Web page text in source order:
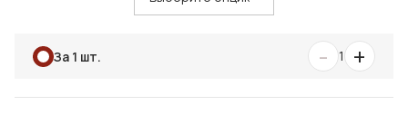
За 1 шт. - 1 +